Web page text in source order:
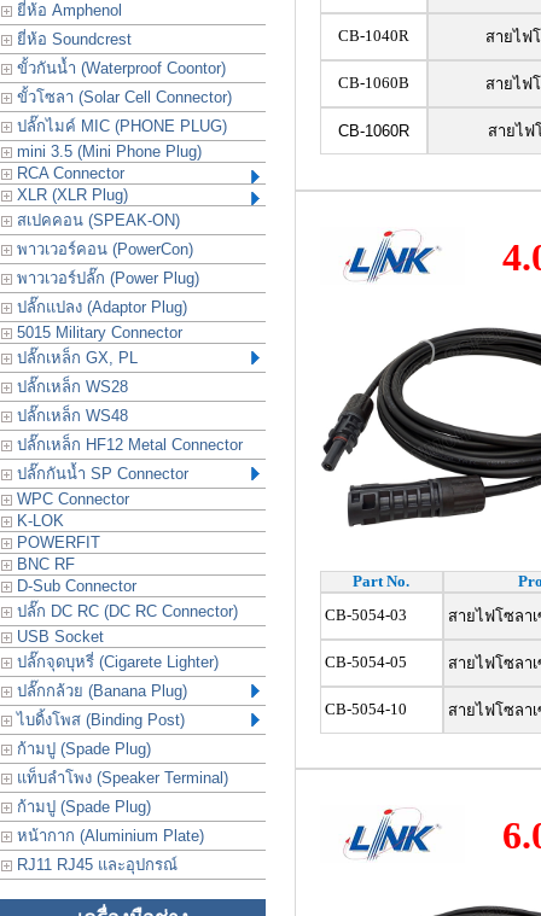
ยี่ห้อ Amphenol
ยี่ห้อ Soundcrest
ขั้วกันน้ำ (Waterproof Coontor)
ขั้วโซลา (Solar Cell Connector)
ปลั๊กไมค์ MIC (PHONE PLUG)
mini 3.5 (Mini Phone Plug)
RCA Connector
XLR (XLR Plug)
สเปคคอน (SPEAK-ON)
พาวเวอร์คอน (PowerCon)
พาวเวอร์ปลั๊ก (Power Plug)
ปลั๊กแปลง (Adaptor Plug)
5015 Military Connector
ปลั๊กเหล็ก GX, PL
ปลั๊กเหล็ก WS28
ปลั๊กเหล็ก WS48
ปลั๊กเหล็ก HF12 Metal Connector
ปลั๊กกันน้ำ SP Connector
WPC Connector
K-LOK
POWERFIT
BNC RF
D-Sub Connector
ปลั๊ก DC RC (DC RC Connector)
USB Socket
ปลั๊กจุดบุหรี่ (Cigarete Lighter)
ปลั๊กกล้วย (Banana Plug)
ไบดิ้งโพส (Binding Post)
ก้ามปู (Spade Plug)
แท็บลำโพง (Speaker Terminal)
ก้ามปู (Spade Plug)
หน้ากาก (Aluminium Plate)
RJ11 RJ45 และอุปกรณ์
CB-1040R สายไฟ
CB-1060B สายไฟ
CB-1060R สายไฟ
Part No.
CB-5054-03
สายไฟโซลา
CB-5054-05 สายไฟโซลา
CB-5054-10 สายไฟโซลา